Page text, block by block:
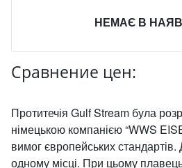
НЕМАЄ В
Сравнение цен:
Протитечія Gulf Stream була
німецькою компанією “WWS
вимог європейських
одному місці. При цьому